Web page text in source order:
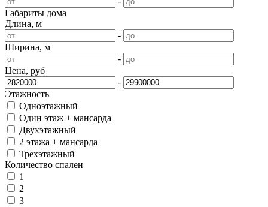
Габариты дома
Длина, м
-
Ширина, м
-
Цена, руб
-
Этажность
Одноэтажный
Один этаж + мансарда
Двухэтажный
2 этажа + мансарда
Трехэтажный
Количество спален
1
2
3